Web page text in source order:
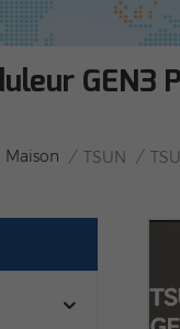
GEN3
Maison / TSUN /